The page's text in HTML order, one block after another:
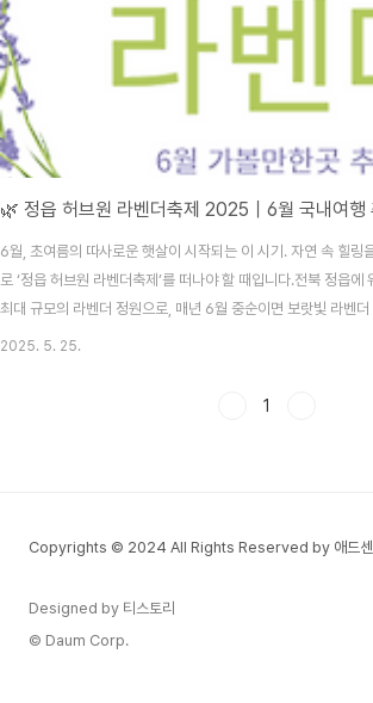
🌿 정읍 허브원 라벤더축제 2025｜6월 국내여행
6월, 초여름의 따사로운 햇살이 시작되는 이 시기. 자연 속 힐링
로 ‘정읍 허브원 라벤더축제’를 떠나야 할 때입니다.전북 정읍에
최대 규모의 라벤더 정원으로, 매년 6월 중순이면 보랏빛 라벤더
다.📍 정읍 허브원 위치 및 운영 정보주소: 전라북도 정읍시 구
2025. 5. 25.
1
Copyrights © 2024 All Rights Reserved by 애드센
Designed by 티스토리
© Daum Corp.